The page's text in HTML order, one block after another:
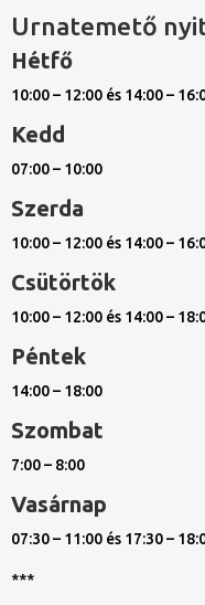
Urnatemető
Hétfő
10:00 – 12:00 és 14:00 –
Kedd
07:00 – 10:00
Szerda
10:00 – 12:00 és 14:00 –
Csütörtök
10:00 – 12:00 és 14:00 –
Péntek
14:00 – 18:00
Szombat
7:00 – 8:00
Vasárnap
07:30 – 11:00 és 17:30 –
***